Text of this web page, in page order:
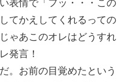
表情で「フッ・・・この
てかえしてくれるっての
ゃあこのオレはどうすれ
発言！
。お前の目覚めたという